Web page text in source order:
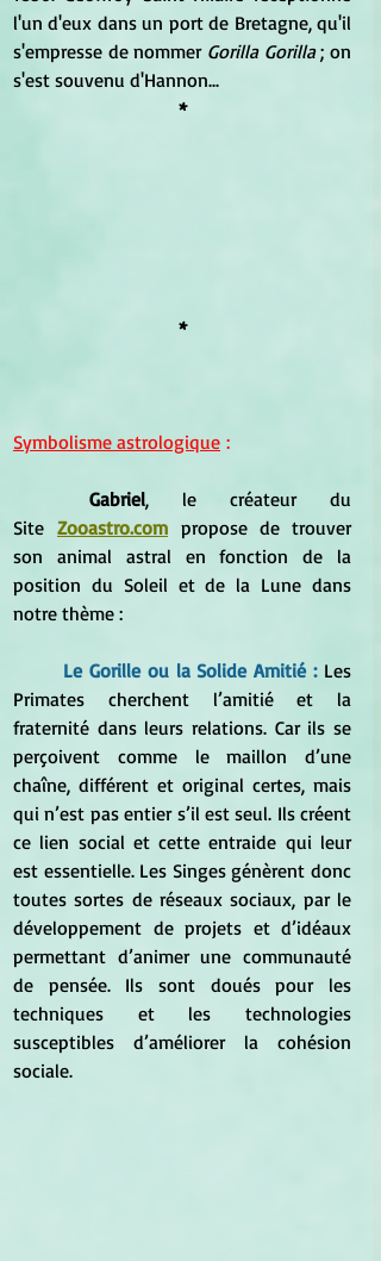
l'un d'eux dans un port de Bretagne, qu'il
s'empresse de nommer Gorilla Gorilla ; on
s'est souvenu d'Hannon...
*
*
Symbolisme astrologique :
	Gabriel
, le créateur du
Site Zooastro.com propose de trouver
son animal astral en fonction de la
position du Soleil et de la Lune dans
notre thème :
Le Gorille ou la Solide Amitié : Les
Primates cherchent l’amitié et la
fraternité dans leurs relations. Car ils se
perçoivent comme le maillon d’une
chaîne, différent et original certes, mais
qui n’est pas entier s’il est seul. Ils créent
ce lien social et cette entraide qui leur
est essentielle. Les Singes génèrent donc
toutes sortes de réseaux sociaux, par le
développement de projets et d’idéaux
permettant d’animer une communauté
de pensée. Ils sont doués pour les
techniques et les technologies
susceptibles d’améliorer la cohésion
sociale.